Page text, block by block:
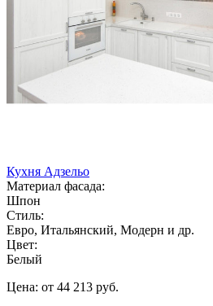
Кухня Адзельо
Материал фасада:
Шпон
Стиль:
Евро, Итальянский, Модерн и др.
Цвет:
Белый
Цена: от 44 213 руб.